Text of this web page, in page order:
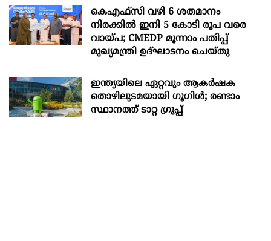
കെഎഫ്സി വഴി 6 ശതമാനം
നിരക്കിൽ ഇനി 5 കോടി രൂപ വരെ
വായ്പ; CMEDP മൂന്നാം പതിപ്പ്
മുഖ്യമന്ത്രി ഉദ്ഘാടനം ചെയ്തു
ഇന്ത്യയിലെ ഏറ്റവും ആകര്‍ഷക
തൊഴിലുടമയായി ഗൂഗിള്‍; രണ്ടാം
സ്ഥാനത്ത് ടാറ്റ ഗ്രൂപ്പ്